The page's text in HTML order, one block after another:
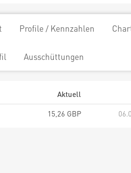
Profile / Kennzahlen
Ausschüttungen
Aktuell
15,26 GBP